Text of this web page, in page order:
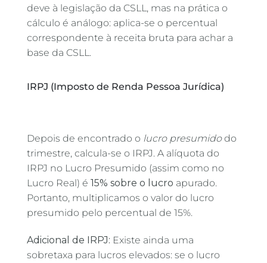
deve à legislação da CSLL, mas na prática o
cálculo é análogo: aplica-se o percentual
correspondente à receita bruta para achar a
base da CSLL.
IRPJ (Imposto de Renda Pessoa Jurídica)
Depois de encontrado o lucro presumidodo
trimestre, calcula-se o IRPJ. A alíquota do
IRPJ no Lucro Presumido (assim como no
Lucro Real) é 15% sobre o lucro apurado.
Portanto, multiplicamos o valor do lucro
presumido pelo percentual de 15%.
Adicional de IRPJ: Existe ainda uma
sobretaxa para lucros elevados: se o lucro